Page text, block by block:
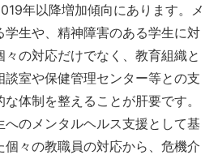
年以降増加傾向にあります。メ
学生や、精神障害のある学生に対
々の対応だけでなく、教育組織と
室や保健管理センター等との支
体制を整えることが肝要です。
のメンタルヘルス支援として基
々の教職員の対応から、危機介